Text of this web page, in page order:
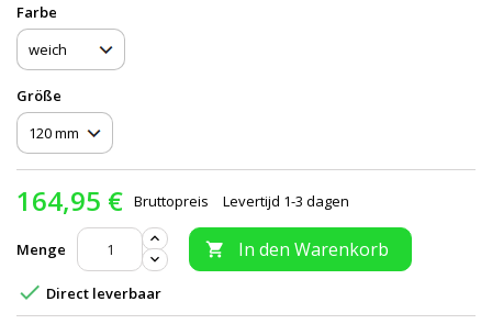
Farbe
Größe
164,95 € Bruttopreis Levertijd 1-3 dagen
Menge  In den Warenkorb
 Direct leverbaar